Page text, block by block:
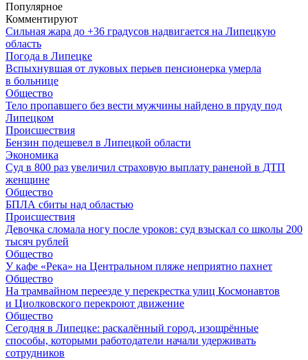
Популярное
Комментируют
Сильная жара до +36 градусов надвигается на Липецкую
область
Погода в Липецке
Вспыхнувшая от луковых перьев пенсионерка умерла
в больнице
Общество
Тело пропавшего без вести мужчины найдено в пруду под
Липецком
Происшествия
Бензин подешевел в Липецкой области
Экономика
Суд в 800 раз увеличил страховую выплату раненой в ДТП
женщине
Общество
БПЛА сбиты над областью
Происшествия
Девочка сломала ногу после уроков: суд взыскал со школы 200
тысяч рублей
Общество
У кафе «Река» на Центральном пляже неприятно пахнет
Общество
На трамвайном переезде у перекрестка улиц Космонавтов
и Циолковского перекроют движение
Общество
Сегодня в Липецке: раскалённый город, изощрённые
способы, которыми работодатели начали удерживать
сотрудников